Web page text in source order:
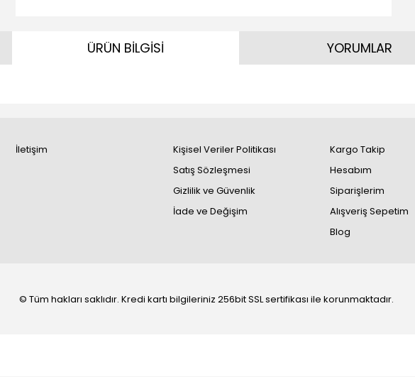
ÜRÜN BİLGİSİ YORUMLAR
İletişim
Kişisel Veriler Politikası
Satış Sözleşmesi
Gizlilik ve Güvenlik
İade ve Değişim
Kargo Takip
Hesabım
Siparişlerim
Alışveriş Sepetim
Blog
© Tüm hakları saklıdır. Kredi kartı bilgileriniz 256bit SSL sertifikası ile korunmaktadır.